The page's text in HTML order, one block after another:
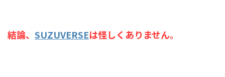
結論、 SUZUVERSEは怪しくありません。